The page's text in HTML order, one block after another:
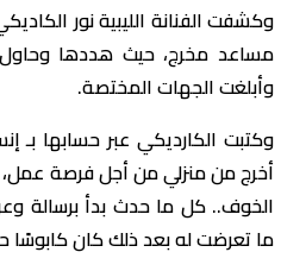
وكشفت الفنانة الليبية نور
مساعد مخرج، حيث هددها وحاول
وأبلغت الجهات المختصة.
وكتبت الكارديكي عبر حسابها بـ
أخرج من منزلي من أجل فرصة
الخوف.. كل ما حدث بدأ برسالة
ما تعرضت له بعد ذلك كان كابوسًا